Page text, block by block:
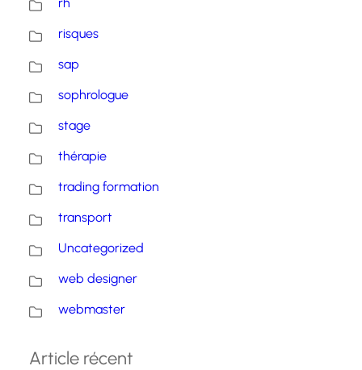
risques
sap
sophrologue
stage
thérapie
trading formation
transport
Uncategorized
web designer
webmaster
Article récent